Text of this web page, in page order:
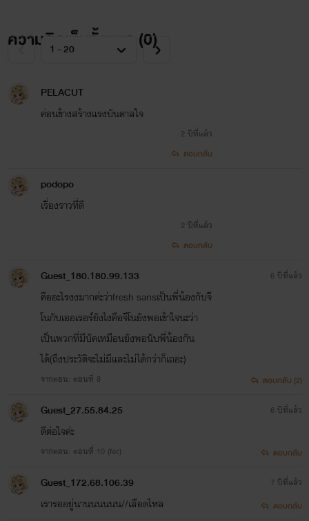
ความคิดเห็นทั้งหมด (0)
PELACUT
ค่อนข้างสร้างแรงบันดาลใจ
2 ปีที่แล้ว
ตอบกลับ
podopo
เรื่องราวที่ดี
2 ปีที่แล้ว
ตอบกลับ
Guest_180.180.99.133
คืออะไรงงมากค่ะว่าfresh sansเป็นพี่น้องกับจี
โนกับเออเรอร์ยังไงคือจีโนยังพอเข้าใจนะว่า
เป็นพวกที่มีบัคเหมือนยังพอนับพี่น้องกัน
ได้(ถึงประวัติจะไม่มีและไม่ได้กว่าก็เถอะ)
จากตอน: ตอนที่ 8
6 ปีที่แล้ว
ตอบกลับ (2)
Guest_27.55.84.25
ดีต่อใจค่ะ
จากตอน: ตอนที่ 10 (Nc)
6 ปีที่แล้ว
ตอบกลับ
Guest_172.68.106.39
เรารออยู่นานนนนนน//เลือดไหล
7 ปีที่แล้ว
ตอบกลับ